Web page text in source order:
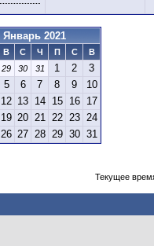
Январь 2021
В С Ч П С
В
29 30 31 1 2 3
5 6 7 8 9 10
12 13 14 15 16 17
19 20 21 22 23 24
26 27 28 29 30 31
Текущее